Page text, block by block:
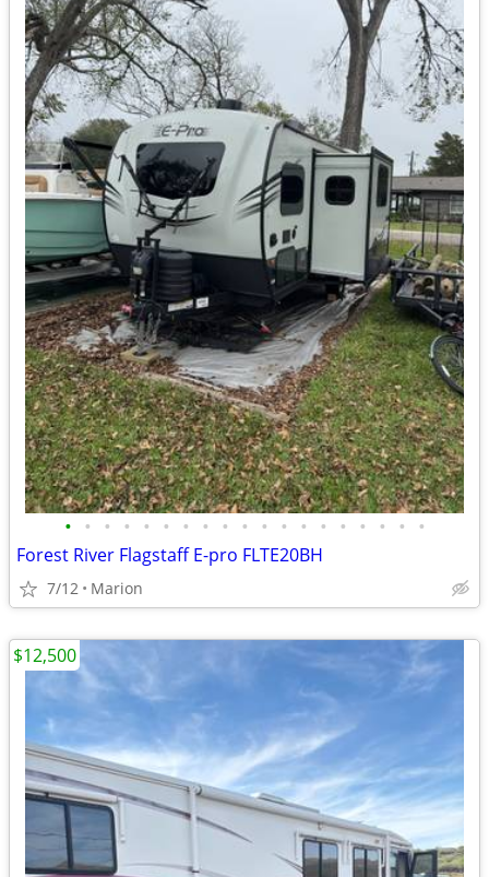
• • • • • • • • • • • • • • • • • • •
Forest River Flagstaff E-pro FLTE20BH
7/12 Marion
$12,500